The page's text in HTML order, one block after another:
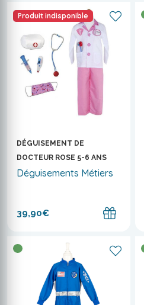
Produit indisponible
DÉGUISEMENT DE
DOCTEUR ROSE 5-6 ANS
Déguisements Métiers
39,90€